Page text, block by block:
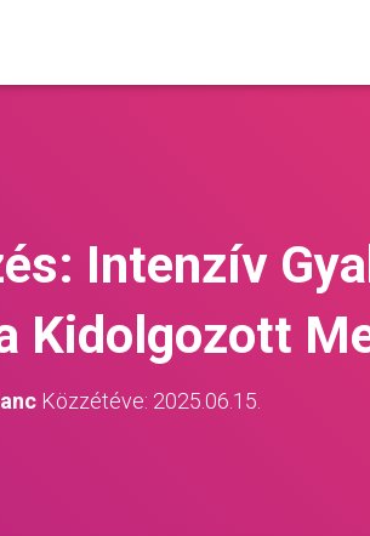
Intenzív
Kidolgozott
Közzétéve: 2025.06.15.